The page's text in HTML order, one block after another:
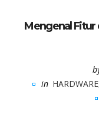
Mengenal Fitur
in HARDWARE